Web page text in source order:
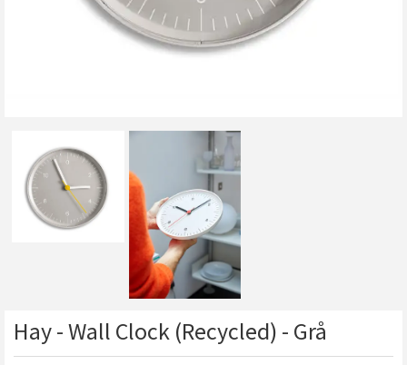
Hay - Wall Clock (Recycled) - Grå